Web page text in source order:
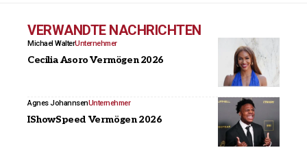
VERWANDTE NACHRICHTEN
Michael WalterUnternehmer
Cecilia Asoro Vermögen 2026
Agnes JohannsenUnternehmer
IShowSpeed Vermögen 2026